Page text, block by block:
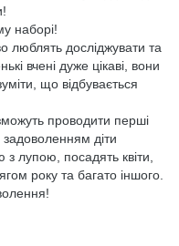
наборі!
люблять досліджувати та
вчені дуже цікаві, вони
що відбувається
проводити перші
діти
лупою, посадять квіти,
року та багато іншого.